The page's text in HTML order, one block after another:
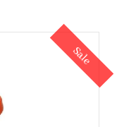
Sale